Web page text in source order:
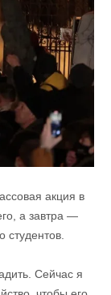
акция в
а завтра —
студентов.
Сейчас я